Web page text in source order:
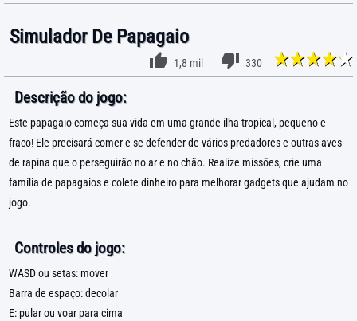
Simulador De Papagaio
1,8 mil 330
Descrição do jogo:
Este papagaio começa sua vida em uma grande ilha tropical, pequeno e
fraco! Ele precisará comer e se defender de vários predadores e outras aves
de rapina que o perseguirão no ar e no chão. Realize missões, crie uma
família de papagaios e colete dinheiro para melhorar gadgets que ajudam no
jogo.
Controles do jogo:
WASD ou setas: mover
Barra de espaço: decolar
E: pular ou voar para cima